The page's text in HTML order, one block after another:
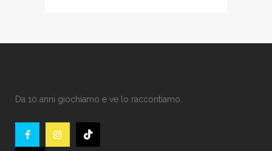
Da 10 anni giochiamo e ve lo raccontiamo.